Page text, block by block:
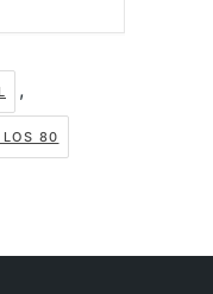
,
LOS 80